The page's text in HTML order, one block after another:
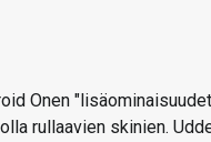
Onen
rullaavien skinien.